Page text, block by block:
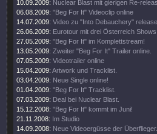
10.09.2009: Nuclear Blast mit gierigen Re-
06.08.2009: "Beg For It" Videoclip online
14.07.2009: Video zu "Into Debauchery"
26.06.2009: Eurotour mit drei Österreich
27.05.2009: "Beg For It" im Komplettstream!
13.05.2009: Zweiter "Beg For It" Trailer online.
07.05.2009: Videotrailer online
15.04.2009: Artwork und Tracklist.
03.04.2009: Neue Single online!
01.04.2009: "Beg For It" Tracklist.
07.03.2009: Deal bei Nuclear Blast.
15.12.2008: "Beg For It" kommt im Juni!
21.11.2008: Im Studio
14.09.2008: Neue Videoergüsse der Überflieger.